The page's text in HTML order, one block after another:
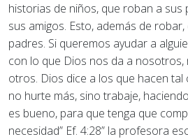
historias de niños, que roban a
sus amigos. Esto, además de
padres. Si queremos ayudar a
con lo que Dios nos da a nosotros,
otros. Dios dice a los que hacen tal
no hurte más, sino trabaje,
es bueno, para que tenga que
necesidad” Ef. 4:28” la profesora